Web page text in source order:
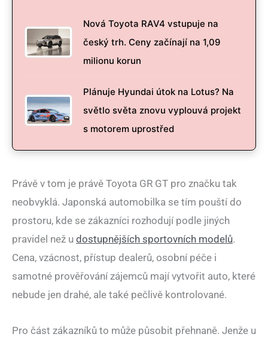
Nová Toyota RAV4 vstupuje na
český trh. Ceny začínají na 1,09
milionu korun
Plánuje Hyundai útok na Lotus? Na
světlo světa znovu vyplouvá projekt
s motorem uprostřed
Právě v tom je právě Toyota GR GT pro značku tak
neobvyklá. Japonská automobilka se tím pouští do
prostoru, kde se zákazníci rozhodují podle jiných
pravidel než u dostupnějších sportovních modelů.
Cena, vzácnost, přístup dealerů, osobní péče i
samotné prověřování zájemců mají vytvořit auto, které
nebude jen drahé, ale také pečlivě kontrolované.
Pro část zákazníků to může působit přehnaně. Jenže u